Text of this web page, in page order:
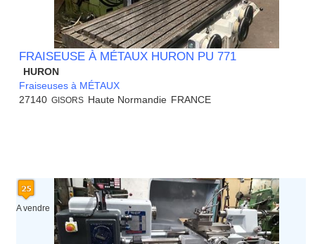
FRAISEUSE À MÉTAUX HURON PU 771
HURON
Fraiseuses à MÉTAUX
27140 GISORS Haute Normandie FRANCE
A vendre